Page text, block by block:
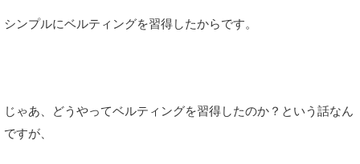
シンプルにベルティングを習得したからです。
じゃあ、どうやってベルティングを習得したのか？という話なん
ですが、